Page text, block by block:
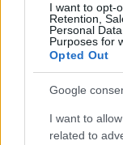
I want to opt-
Retention,
Personal
Purposes for
Opted Out
Google
I want to
related to
Népszerű